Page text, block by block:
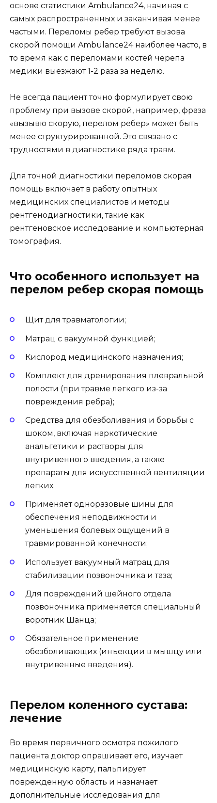
основе статистики Ambulance24, начиная с
самых распространенных и заканчивая менее
частыми. Переломы ребер требуют вызова
скорой помощи Ambulance24 наиболее часто, в
то время как с переломами костей черепа
медики выезжают 1-2 раза за неделю.
Не всегда пациент точно формулирует свою
проблему при вызове скорой, например, фраза
«вызывю скорую, перелом ребер» может быть
менее структурированной. Это связано с
трудностями в диагностике ряда травм.
Для точной диагностики переломов скорая
помощь включает в работу опытных
медицинских специалистов и методы
рентгенодиагностики, такие как
рентгеновское исследование и компьютерная
томография.
Что особенного использует на
перелом ребер скорая помощь
Щит для травматологии;
Матрац с вакуумной функцией;
Кислород медицинского назначения;
Комплект для дренирования плевральной
полости (при травме легкого из-за
повреждения ребра);
Средства для обезболивания и борьбы с
шоком, включая наркотические
анальгетики и растворы для
внутривенного введения, а также
препараты для искусственной вентиляции
легких.
Применяет одноразовые шины для
обеспечения неподвижности и
уменьшения болевых ощущений в
травмированной конечности;
Использует вакуумный матрац для
стабилизации позвоночника и таза;
Для повреждений шейного отдела
позвоночника применяется специальный
воротник Шанца;
Обязательное применение
обезболивающих (инъекции в мышцу или
внутривенные введения).
Перелом коленного сустава:
лечение
Во время первичного осмотра пожилого
пациента доктор опрашивает его, изучает
медицинскую карту, пальпирует
поврежденную область и назначает
дополнительные исследования для